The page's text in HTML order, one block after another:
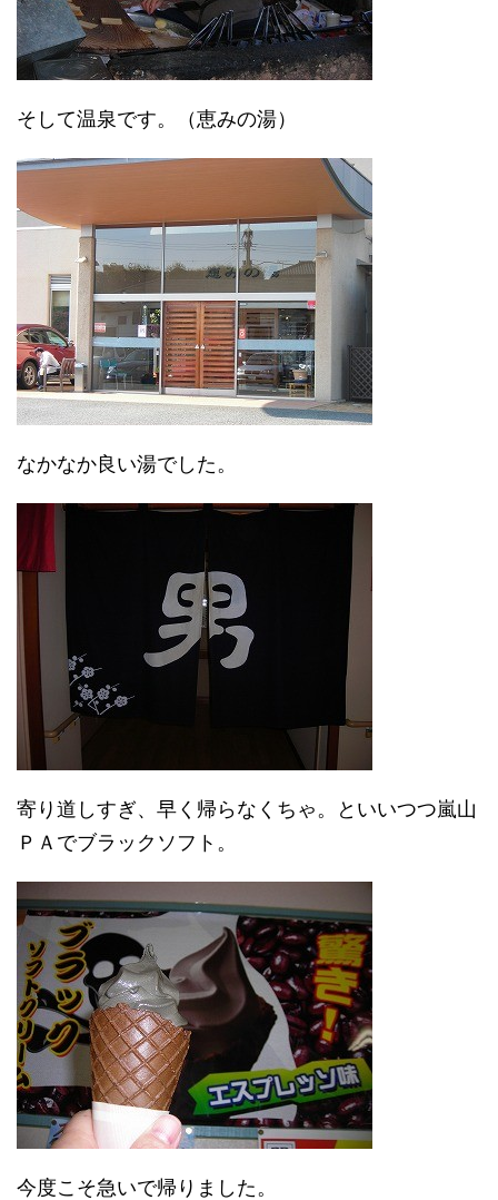
そして温泉です。（恵みの湯）
なかなか良い湯でした。
寄り道しすぎ、早く帰らなくちゃ。といいつつ嵐山
ＰＡでブラックソフト。
今度こそ急いで帰りました。